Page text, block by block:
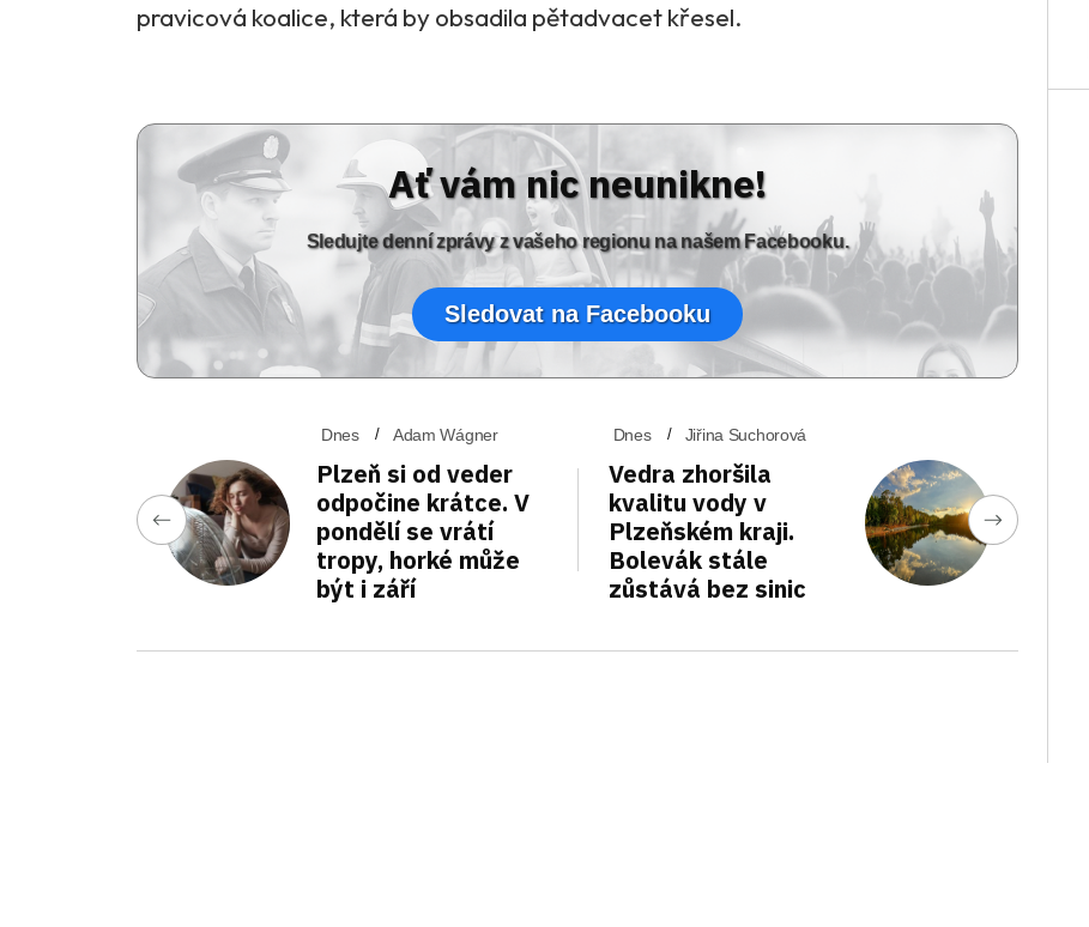
pravicová koalice, která by obsadila pětadvacet křesel.
Ať vám nic neunikne!
Sledujte denní zprávy z vašeho regionu na našem Facebooku.
Sledovat na Facebooku
Dnes Adam Wágner
Plzeň si od veder
odpočine krátce. V
pondělí se vrátí
tropy, horké může
být i září
Dnes Jiřina Suchorová
Vedra zhoršila
kvalitu vody v
Plzeňském kraji.
Bolevák stále
zůstává bez sinic